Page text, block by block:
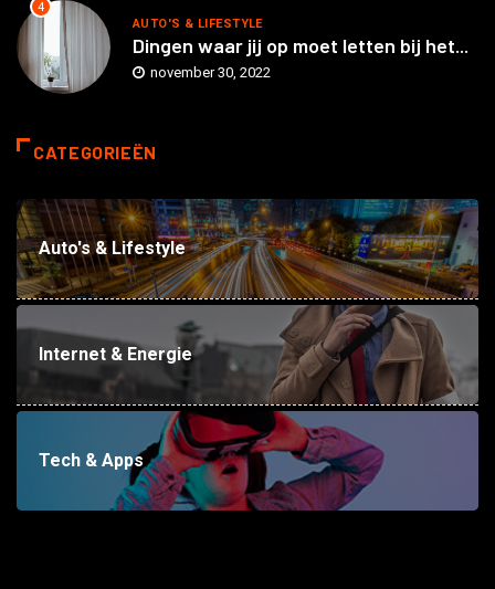
4
AUTO'S & LIFESTYLE
Dingen waar jij op moet letten bij het...
november 30, 2022
CATEGORIEËN
Auto's & Lifestyle
Internet & Energie
Tech & Apps